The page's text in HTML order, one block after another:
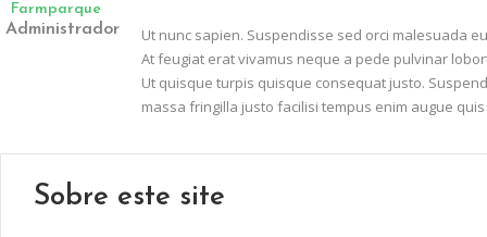
Farmparque
Administrador
Ut nunc sapien. Suspendisse sed orci malesuada
At feugiat erat vivamus neque a pede pulvinar
Ut quisque turpis quisque consequat justo.
massa fringilla justo facilisi tempus enim augue
Sobre este site